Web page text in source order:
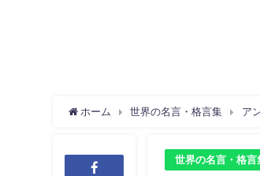
ホーム 世界の名言・格言集 ア
世界の名言・格言